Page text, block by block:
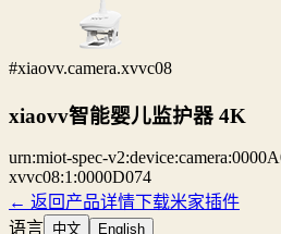
#xiaovv.camera.xvvc08
xiaovv智能婴儿监护器 4K
urn:miot-spec-
xvvc08:1:0000D074
← 返回产品详情下载米家插件
语言 中文 English